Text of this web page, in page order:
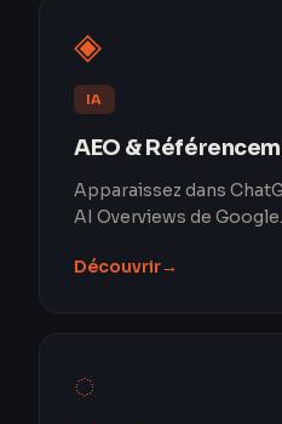
◈
IA
AEO &
Apparaissez dans
AI Overviews de Google.
Découvrir→
◌